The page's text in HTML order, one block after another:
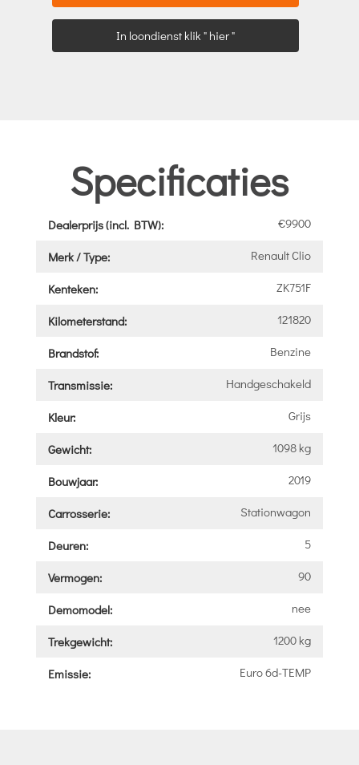
In loondienst klik " hier "
Specificaties
Dealerprijs (incl. BTW): €9900
Merk / Type: Renault Clio
Kenteken: ZK751F
Kilometerstand: 121820
Brandstof: Benzine
Transmissie: Handgeschakeld
Kleur: Grijs
Gewicht: 1098 kg
Bouwjaar: 2019
Carrosserie: Stationwagon
Deuren: 5
Vermogen: 90
Demomodel: nee
Trekgewicht: 1200 kg
Emissie: Euro 6d-TEMP